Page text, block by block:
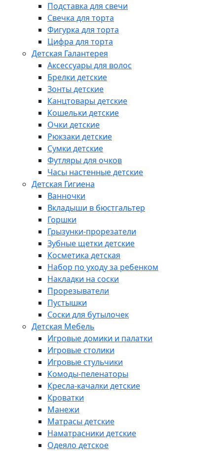
Подставка для свечи
Свечка для торта
Фигурка для торта
Цифра для торта
Детская Галантерея
Аксессуары для волос
Брелки детские
Зонты детские
Канцтовары детские
Кошельки детские
Очки детские
Рюкзаки детские
Сумки детские
Футляры для очков
Часы настенные детские
Детская Гигиена
Ванночки
Вкладыши в бюстгальтер
Горшки
Грызунки-прорезатели
Зубные щетки детские
Косметика детская
Набор по уходу за ребенком
Накладки на соски
Прорезыватели
Пустышки
Соски для бутылочек
Детская Мебель
Игровые домики и палатки
Игровые столики
Игровые стульчики
Комоды-пеленаторы
Кресла-качалки детские
Кроватки
Манежи
Матрасы детские
Наматрасники детские
Одеяло детское